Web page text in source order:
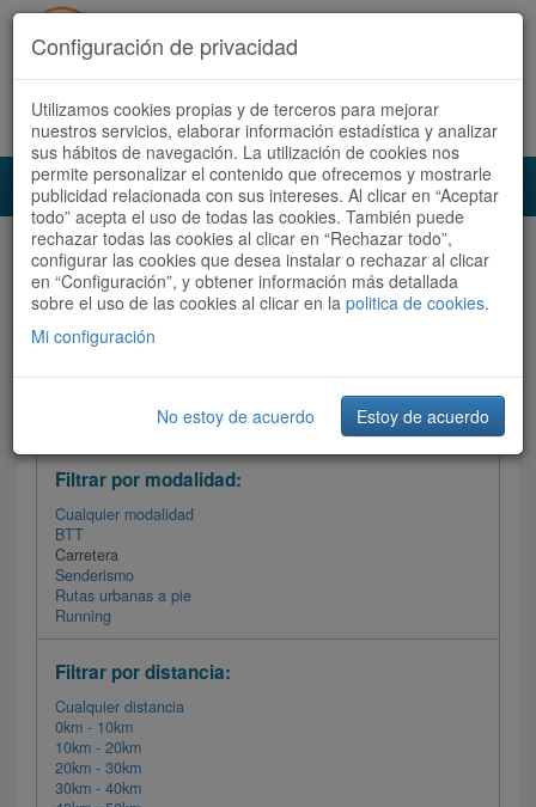
Acceder Registrate ahora Español | Català
Audioruta Todas las rutas
Todas las rutas Ordenar por:Más recientes
Filtrar las rutas
Filtrar por modalidad:
Cualquier modalidad
BTT
Carretera
Senderismo
Rutas urbanas a pie
Running
Filtrar por distancia:
Cualquier distancia
0km - 10km
10km - 20km
20km - 30km
30km - 40km
Configuración de privacidad
Utilizamos cookies propias y de terceros para mejorar
nuestros servicios, elaborar información estadística y analizar
sus hábitos de navegación. La utilización de cookies nos
permite personalizar el contenido que ofrecemos y mostrarle
publicidad relacionada con sus intereses. Al clicar en “Aceptar
todo” acepta el uso de todas las cookies. También puede
rechazar todas las cookies al clicar en “Rechazar todo”,
configurar las cookies que desea instalar o rechazar al clicar
en “Configuración”, y obtener información más detallada
sobre el uso de las cookies al clicar en la politica de cookies.
Mi configuración
No estoy de acuerdo Estoy de acuerdo